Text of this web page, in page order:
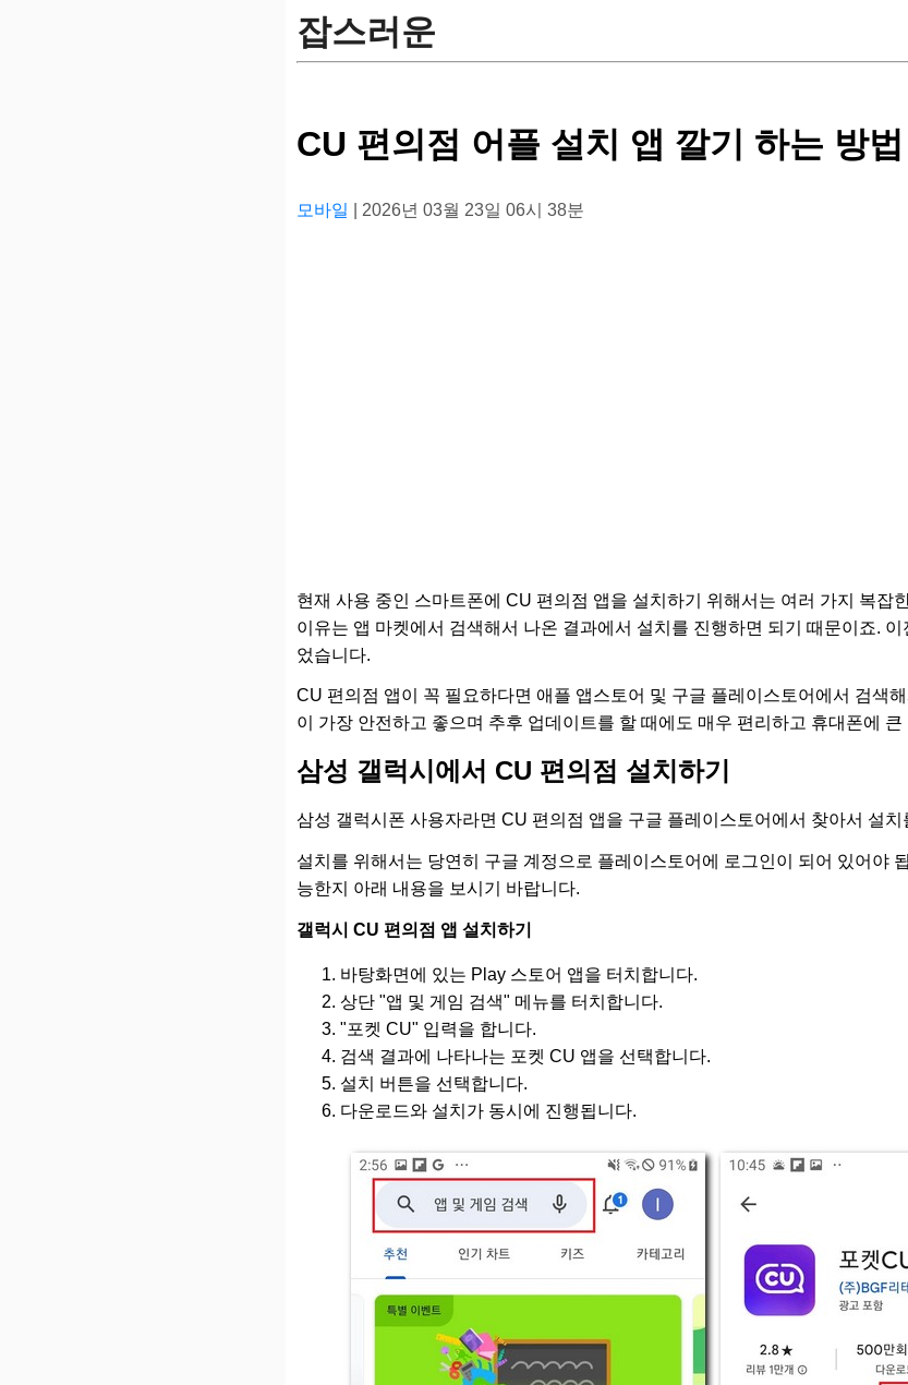
잡스러운
CU 편의점 어플 설치 앱 깔기 하는 방법
모바일 | 2026년 03월 23일 06시 38분
현재 사용 중인 스마트폰에 CU 편의점 앱을 설치하기 위해서는 여러 가지 복잡
이유는 앱 마켓에서 검색해서 나온 결과에서 설치를 진행하면 되기 때문이죠.
었습니다.
CU 편의점 앱이 꼭 필요하다면 애플 앱스토어 및 구글 플레이스토어에서 검색
이 가장 안전하고 좋으며 추후 업데이트를 할 때에도 매우 편리하고 휴대폰에
삼성 갤럭시에서 CU 편의점 설치하기
삼성 갤럭시폰 사용자라면 CU 편의점 앱을 구글 플레이스토어에서 찾아서 설치
설치를 위해서는 당연히 구글 계정으로 플레이스토어에 로그인이 되어 있어야
능한지 아래 내용을 보시기 바랍니다.
갤럭시 CU 편의점 앱 설치하기
바탕화면에 있는 Play 스토어 앱을 터치합니다.
상단 "앱 및 게임 검색" 메뉴를 터치합니다.
"포켓 CU" 입력을 합니다.
검색 결과에 나타나는 포켓 CU 앱을 선택합니다.
설치 버튼을 선택합니다.
다운로드와 설치가 동시에 진행됩니다.